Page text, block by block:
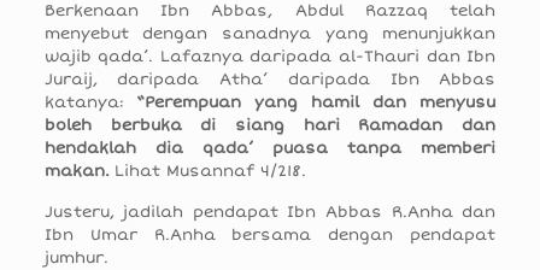
Berkenaan Ibn Abbas, Abdul Razzaq telah
menyebut dengan sanadnya yang menunjukkan
wajib qada’. Lafaznya daripada al-Thauri dan Ibn
Juraij, daripada Atha’ daripada Ibn Abbas
katanya: “Perempuan yang hamil dan menyusu
boleh berbuka di siang hari Ramadan dan
hendaklah dia qada’ puasa tanpa memberi
makan.Lihat Musannaf 4/218.
Justeru, jadilah pendapat Ibn Abbas R.Anha dan
Ibn Umar R.Anha bersama dengan pendapat
jumhur.